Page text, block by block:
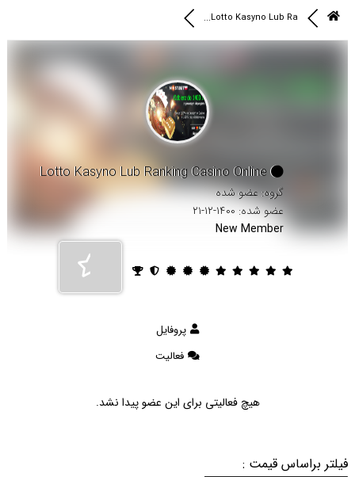
Lotto Kasyno Lub Ra...
Lotto Kasyno Lub Ranking Casino Online
گروه: عضو شده
عضو شده: ۱۴۰۰-۱۲-۲۱
New Member
پروفایل
فعالیت
هیچ فعالیتی برای این عضو پیدا نشد.
فیلتر براساس قیمت :